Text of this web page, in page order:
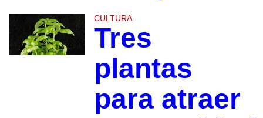
CULTURA
Tres
plantas
para atraer